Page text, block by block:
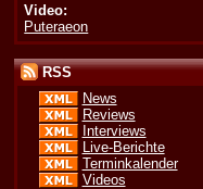
Video:
Puteraeon
RSS
News
Reviews
Interviews
Live-Berichte
Terminkalender
Videos